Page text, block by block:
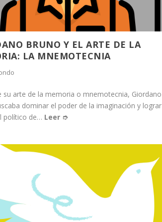
BRUNO Y EL ARTE DE LA
LA MNEMOTECNIA
su arte de la memoria o mnemotecnia, Giordano
dominar el poder de la imaginación y lograr
político de… Leer ➮